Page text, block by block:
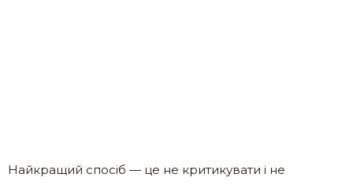
Найкращий спосіб — це не критикувати і не